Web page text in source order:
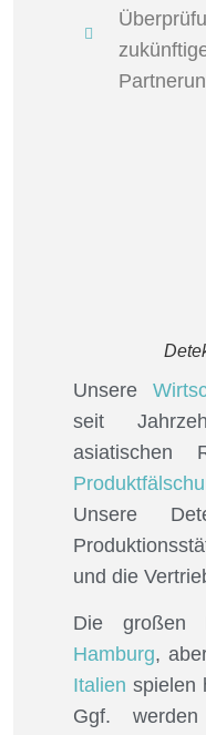
Unsere
seit
asiatischen
Unsere
und die
Die großen
Hamburg,
Italien spielen
Ggf.